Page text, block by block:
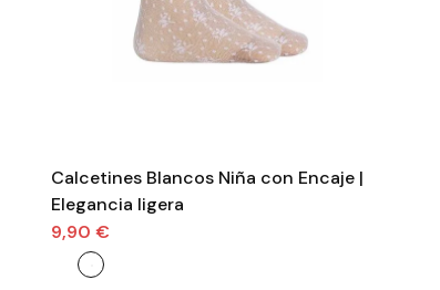
Calcetines Blancos Niña con Encaje |
Elegancia ligera
9,90 €